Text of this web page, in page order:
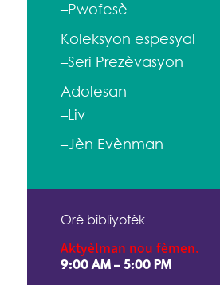
–Pwofesè
Koleksyon espesyal
–Seri Prezèvasyon
Adolesan
–Liv
–Jèn Evènman
Orè bibliyotèk
Aktyèlman nou fèmen.
9:00 AM – 5:00 PM